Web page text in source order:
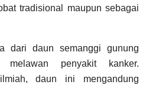
tradisional maupun sebagai
dari daun semanggi gunung
melawan penyakit kanker.
daun ini mengandung